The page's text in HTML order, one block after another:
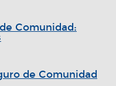
Comunidad:
de Comunidad